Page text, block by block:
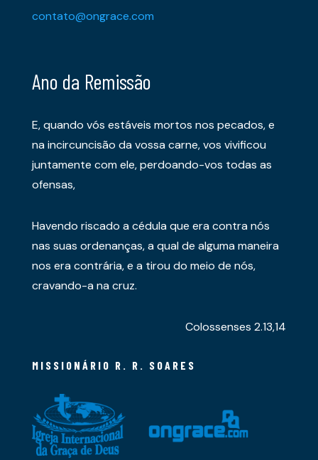
contato@ongrace.com
Ano da Remissão
E, quando vós estáveis mortos nos pecados, e
na incircuncisão da vossa carne, vos vivificou
juntamente com ele, perdoando-vos todas as
ofensas,
Havendo riscado a cédula que era contra nós
nas suas ordenanças, a qual de alguma maneira
nos era contrária, e a tirou do meio de nós,
cravando-a na cruz.
Colossenses 2.13,14
MISSIONÁRIO R. R. SOARES